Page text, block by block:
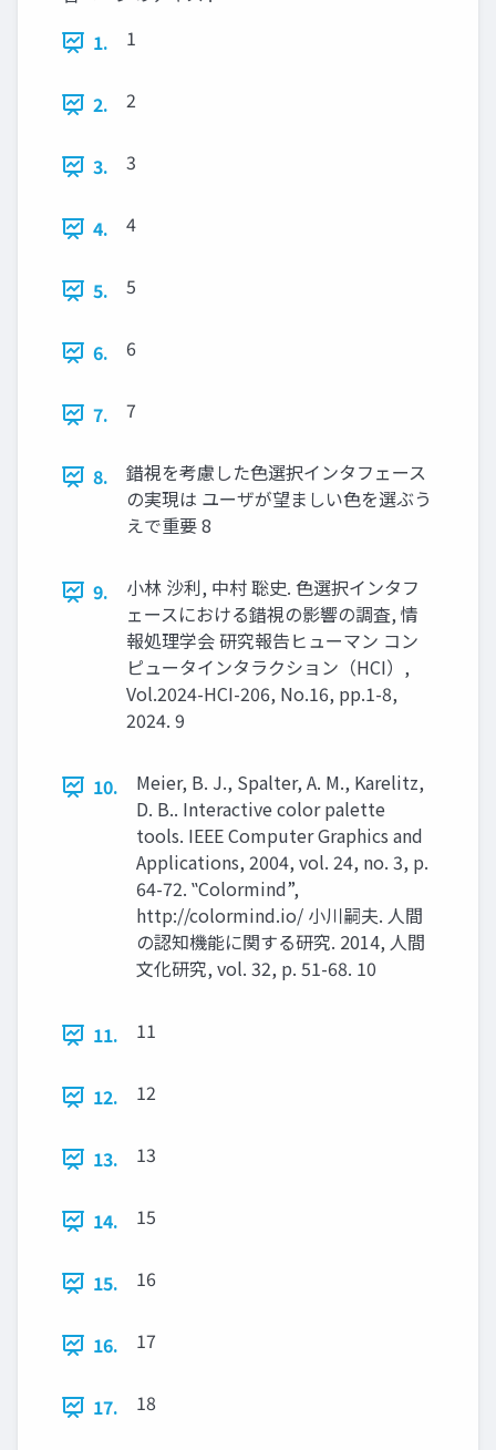
1.
1
2. 2
3. 3
4. 4
5. 5
6. 6
7. 7
8.
錯視を考慮した色選択インタフェース
の実現は ユーザが望ましい色を選ぶう
えで重要 8
9.
小林 沙利, 中村 聡史. 色選択インタフ
ェースにおける錯視の影響の調査, 情
報処理学会 研究報告ヒューマン コン
ピュータインタラクション（HCI）,
Vol.2024-HCI-206, No.16, pp.1-8,
2024. 9
10.
Meier, B. J., Spalter, A. M., Karelitz,
D. B.. Interactive color palette
tools. IEEE Computer Graphics and
Applications, 2004, vol. 24, no. 3, p.
64-72. ‟Colormind”,
http://colormind.io/ 小川嗣夫. 人間
の認知機能に関する研究. 2014, 人間
文化研究, vol. 32, p. 51-68. 10
11. 11
12. 12
13. 13
14. 15
15. 16
16. 17
17. 18